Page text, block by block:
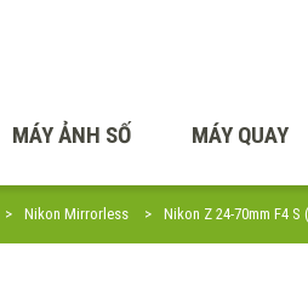
MÁY ẢNH SỐ MÁY QUAY
Nikon Mirrorless Nikon Z 24-70mm F4